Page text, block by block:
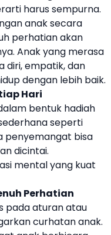
harus sempurna.
anak secara
perhatian akan
Anak yang merasa
diri, empatik, dan
dengan lebih baik.
Hari
bentuk hadiah
seperti
penyemangat bisa
dicintai.
mental yang kuat
Perhatian
pada aturan atau
curhatan anak.